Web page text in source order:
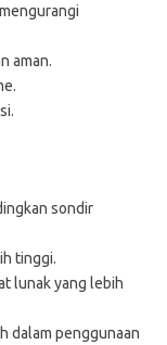
aman.
sondir
tinggi.
lunak yang lebih
dalam penggunaan